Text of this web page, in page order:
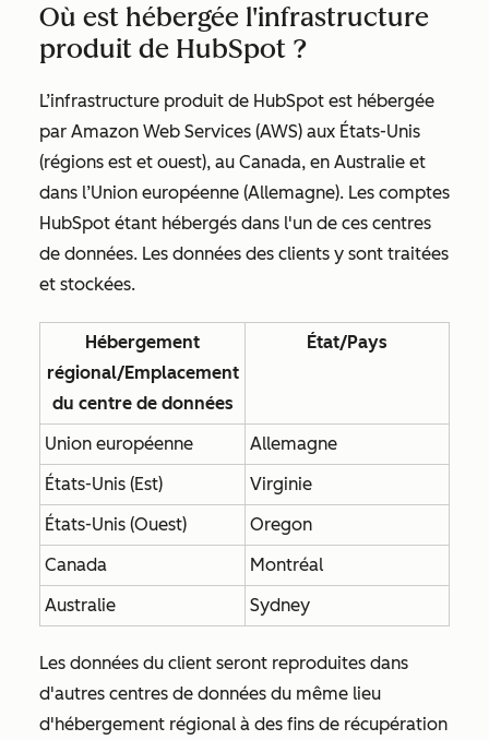
Où est hébergée l'infrastructure
produit de HubSpot ?
L’infrastructure produit de HubSpot est hébergée
par Amazon Web Services (AWS) aux États-Unis
(régions est et ouest), au Canada, en Australie et
dans l’Union européenne (Allemagne). Les comptes
HubSpot étant hébergés dans l'un de ces centres
de données. Les données des clients y sont traitées
et stockées.
Hébergement
régional/Emplacement
du centre de données
État/Pays
Union européenne
Allemagne
États-Unis (Est)
Virginie
États-Unis (Ouest)
Oregon
Canada
Montréal
Australie
Sydney
Les données du client seront reproduites dans
d'autres centres de données du même lieu
d'hébergement régional à des fins de récupération